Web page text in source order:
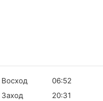
Восход
06:52
Заход
20:31